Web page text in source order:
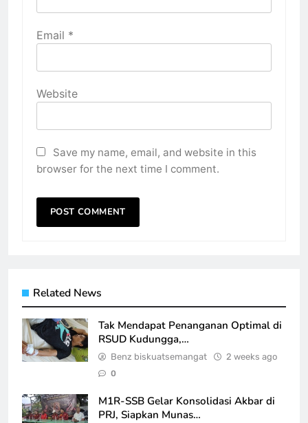
Email *
Website
Save my name, email, and website in this
browser for the next time I comment.
Related News
Tak Mendapat Penanganan Optimal di
RSUD Kudungga,…
Benz biskuatsemangat 2 weeks ago
0
M1R-SSB Gelar Konsolidasi Akbar di
PRJ, Siapkan Munas…